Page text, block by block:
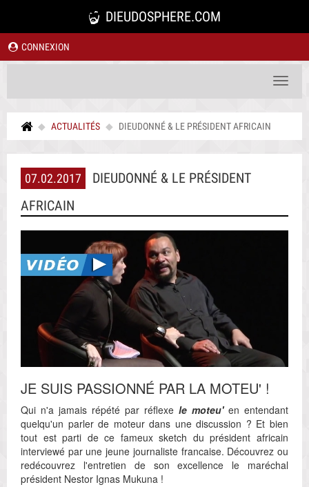
DIEUDOSPHERE.COM
CONNEXION
Toggle
ACTUALITÉS DIEUDONNÉ & LE PRÉSIDENT AFRICAIN
07.02.2017
DIEUDONNÉ & LE PRÉSIDENT
AFRICAIN
JE SUIS PASSIONNÉ PAR LA MOTEU' !
Qui n'a jamais répété par réflexe le moteu'en entendant
quelqu'un parler de moteur dans une discussion ? Et bien
tout est parti de ce fameux sketch du président africain
interviewé par une jeune journaliste francaise. Découvrez ou
redécouvrez l'entretien de son excellence le maréchal
président Nestor Ignas Mukuna !